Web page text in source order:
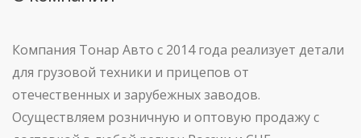
Компания Тонар Авто с 2014 года реализует детали
для грузовой техники и прицепов от
отечественных и зарубежных заводов.
Осуществляем розничную и оптовую продажу с